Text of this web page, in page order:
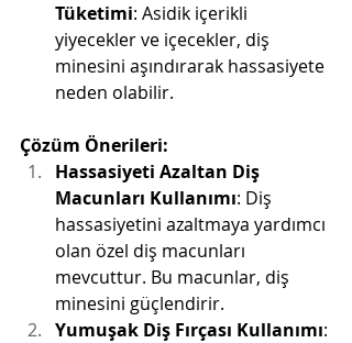
Tüketimi: Asidik içerikli
yiyecekler ve içecekler, diş
minesini aşındırarak hassasiyete
neden olabilir.
Çözüm Önerileri:
Hassasiyeti Azaltan Diş
Macunları Kullanımı: Diş
hassasiyetini azaltmaya yardımcı
olan özel diş macunları
mevcuttur. Bu macunlar, diş
minesini güçlendirir.
Yumuşak Diş Fırçası Kullanımı: